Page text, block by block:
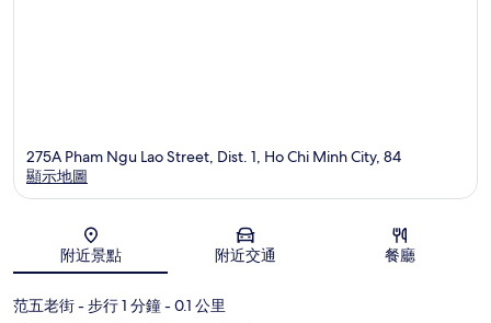
地圖
275A Pham Ngu Lao Street, Dist. 1, Ho Chi Minh City, 84
顯示地圖
附近景點 附近交通 餐廳
范五老街- 步行 1 分鐘- 0.1 公里